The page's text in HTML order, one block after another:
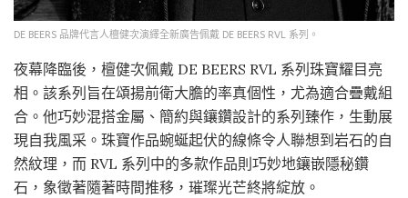
DE BEERS 品牌代言人檀健次演繹全新廣告佩戴 DE BEERS RVL 系列。
夜幕降臨後，檀健次佩戴 DE BEERS RVL 系列珠寶耀目亮
相。該系列旨在頌揚前衛大膽的率真個性，尤為適合疊戴組
合。他巧妙混搭金屬、簡約與鑲鑽設計的系列臻作，生動展
現自我風采。珠寶作品蜿蜒起伏的線條令人聯想到岩石的自
然紋理，而 RVL 系列中的多款作品則巧妙地鑲嵌隱秘鑽
石，象徵著隨著時間推移，璀璨光芒終將綻放。